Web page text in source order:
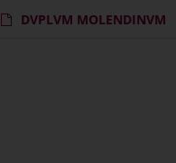
DVPLVM MOLENDINVM